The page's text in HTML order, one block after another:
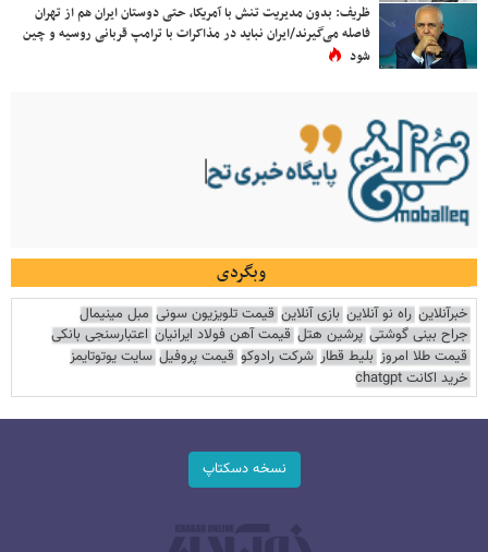
ظریف: بدون مدیریت تنش با آمریکا، حتی دوستان ایران هم از تهران
فاصله می‌گیرند/ایران نباید در مذاکرات با ترامپ قربانی روسیه و چین
شود
وبگردی
خبرآنلاین راه نو آنلاین بازی آنلاین قیمت تلویزیون سونی مبل مینیمال
جراح بینی گوشتی پرشین هتل قیمت آهن فولاد ایرانیان اعتبارسنجی بانکی
قیمت طلا امروز بلیط قطار شرکت رادوکو قیمت پروفیل سایت یوتوتایمز
خرید اکانت chatgpt
نسخه دسکتاپ